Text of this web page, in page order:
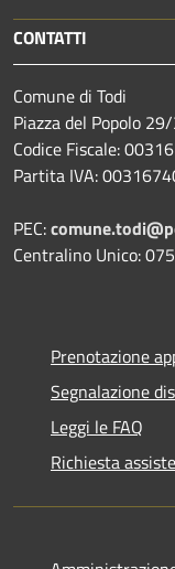
CONTATTI
Comune di Todi
Piazza del Popolo
Codice Fiscale:
Partita IVA:
PEC:
Centralino Unico:
Prenotazione
Segnalazione
Leggi le FAQ
Richiesta